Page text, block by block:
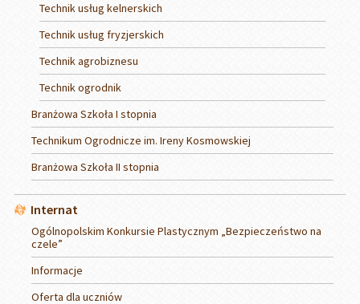
Technik usług kelnerskich
Technik usług fryzjerskich
Technik agrobiznesu
Technik ogrodnik
Branżowa Szkoła I stopnia
Technikum Ogrodnicze im. Ireny Kosmowskiej
Branżowa Szkoła II stopnia
Internat
Ogólnopolskim Konkursie Plastycznym „Bezpieczeństwo na
czele”
Informacje
Oferta dla uczniów